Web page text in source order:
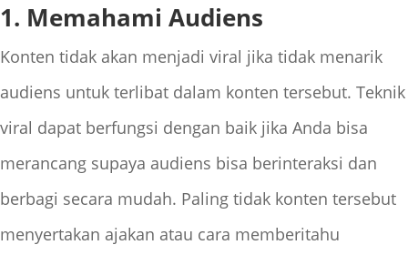
1. Memahami Audiens
Konten tidak akan menjadi viral jika tidak menarik
audiens untuk terlibat dalam konten tersebut. Teknik
viral dapat berfungsi dengan baik jika Anda bisa
merancang supaya audiens bisa berinteraksi dan
berbagi secara mudah. Paling tidak konten tersebut
menyertakan ajakan atau cara memberitahu